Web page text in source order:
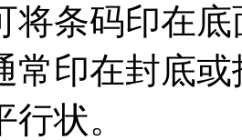
将条码印在
常印在封底
状。